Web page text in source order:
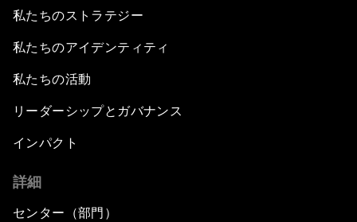
私たちのストラテジー
私たちのアイデンティティ
私たちの活動
リーダーシップとガバナンス
インパクト
詳細
センター（部門）